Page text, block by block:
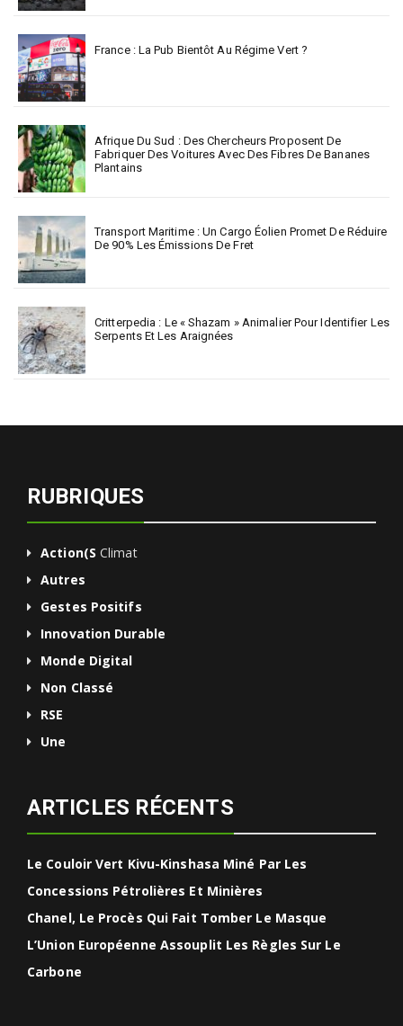
France : La Pub Bientôt Au Régime Vert ?
Afrique Du Sud : Des Chercheurs Proposent De
Fabriquer Des Voitures Avec Des Fibres De Bananes
Plantains
Transport Maritime : Un Cargo Éolien Promet De Réduire
De 90% Les Émissions De Fret
Critterpedia : Le « Shazam » Animalier Pour Identifier Les
Serpents Et Les Araignées
RUBRIQUES
Action(s Climat
Autres
Gestes Positifs
Innovation Durable
Monde Digital
Non Classé
RSE
Une
ARTICLES RÉCENTS
Le Couloir Vert Kivu-Kinshasa Miné Par Les
Concessions Pétrolières Et Minières
Chanel, Le Procès Qui Fait Tomber Le Masque
L’Union Européenne Assouplit Les Règles Sur Le
Carbone